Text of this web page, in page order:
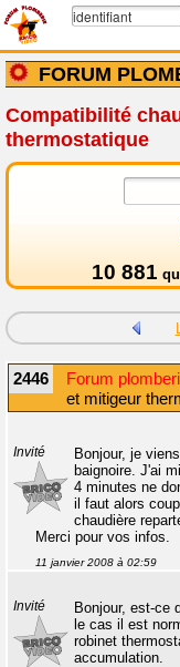
FORUM
Compatibilité
thermostatique
10 881
2446 Forum
et mitigeur
Invité
Bonjour, je
baignoire. J'ai
4 minutes ne
il faut alors
chaudière
Merci pour vos infos.
11 janvier 2008 à 02:59
Invité
Bonjour, est-ce
le cas il est
robinet
accumulation.